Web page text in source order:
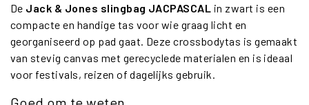
De Jack & Jones slingbag JACPASCAL in zwart is een
compacte en handige tas voor wie graag licht en
georganiseerd op pad gaat. Deze crossbodytas is gemaakt
van stevig canvas met gerecyclede materialen en is ideaal
voor festivals, reizen of dagelijks gebruik.